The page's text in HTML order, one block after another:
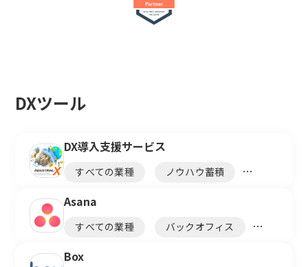
DXツール
DX導入支援サービス
すべての業種
ノウハウ蓄積
ナレッジ共有
Asana
すべての業種
バックオフィス
営業
Box